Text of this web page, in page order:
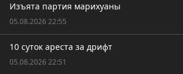
Изъята партия марихуаны
05.08.2026 22:55
10 суток ареста за дрифт
05.08.2026 22:51